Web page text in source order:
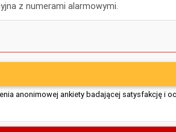
z numerami alarmowymi.
anonimowej ankiety badającej satysfakcję i